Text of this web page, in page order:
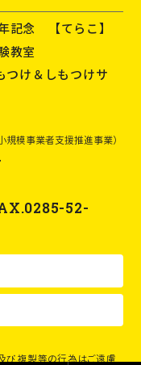
記念 【てらこ】
教室
つけ＆しもつけサ
規模事業者支援推進事業）
52-
び複製等の行為はご遠慮